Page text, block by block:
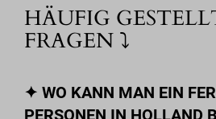
HÄUFIG
FRAGEN ⤵
✦ WO KANN MAN EIN
PERSONEN IN HOLLAND